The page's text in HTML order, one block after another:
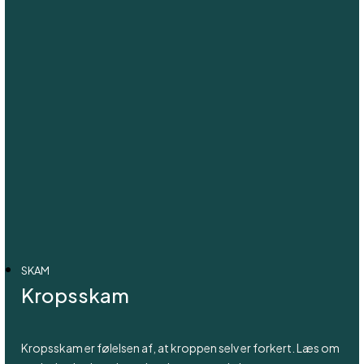
SKAM
Kropsskam
Kropsskam er følelsen af, at kroppen selv er forkert. Læs om